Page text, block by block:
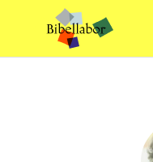
content